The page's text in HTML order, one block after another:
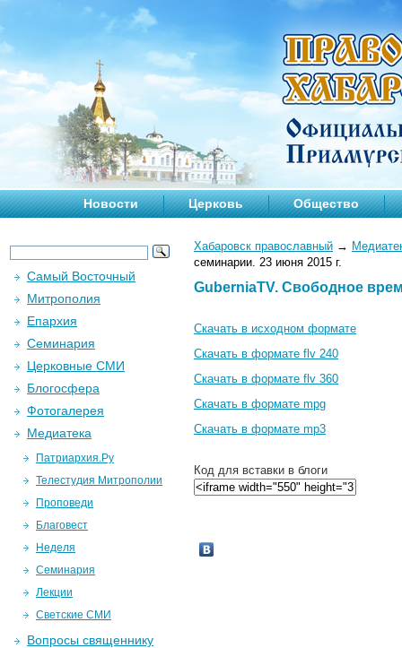
Новости Церковь Общество
Хабаровск православный →
семинарии. 23 июня 2015 г.
GuberniaTV. Свободное
Скачать в исходном формате
Скачать в формате flv 240
Скачать в формате flv 360
Скачать в формате mpg
Скачать в формате mp3
Код для вставки в блоги
Самый Восточный
Митрополия
Епархия
Семинария
Церковные СМИ
Блогосфера
Фотогалерея
Медиатека
Патриархия.Ру
Телестудия Митрополии
Проповеди
Благовест
Неделя
Семинария
Лекции
Светские СМИ
Вопросы священнику